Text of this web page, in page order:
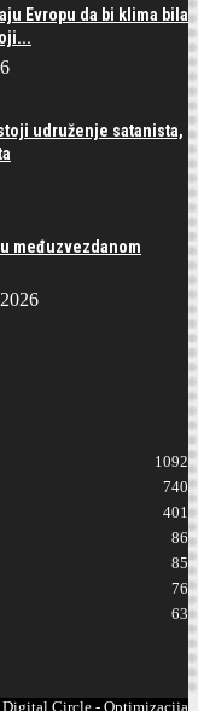
Evropu da bi klima bila
udruženje satanista,
međuzvezdanom
1092
740
401
86
85
76
63
Digital Circle - Optimizacija